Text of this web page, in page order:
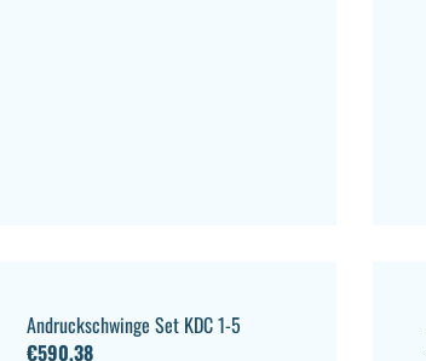
Andruckschwinge Set KDC 1-5
€590,38